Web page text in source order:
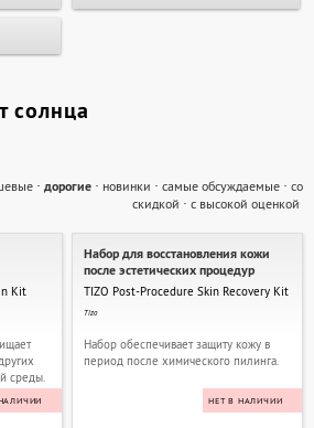
солнца
· дорогие · новинки · самые обсуждаемые · со
скидкой · с высокой оценкой
Kit
среды.
Набор для восстановления кожи
после эстетических процедур
TIZO Post-Procedure Skin Recovery Kit
Tizo
НЕТ В НАЛИЧИИ
Набор обеспечивает защиту кожу в
период после химического пилинга.